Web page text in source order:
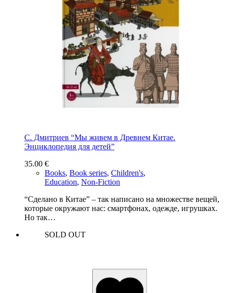
С. Дмитриев “Мы живем в Древнем Китае.
Энциклопедия для детей”
35.00 €
Books, Book series, Children's,
Education, Non-Fiction
“Сделано в Китае” – так написано на множестве вещей,
которые окружают нас: смартфонах, одежде, игрушках.
Но так…
SOLD OUT